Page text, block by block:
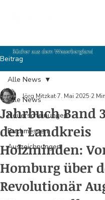
Beitrag
Alle News
Neuerscheinungen
Buchmessen
Auszeichnungen
Alle News
Jahrbuch Band
den Landkreis
Holzminden:
Homburg über
Revolutionär
Jörg Mitzkat7. Mai 2025 2